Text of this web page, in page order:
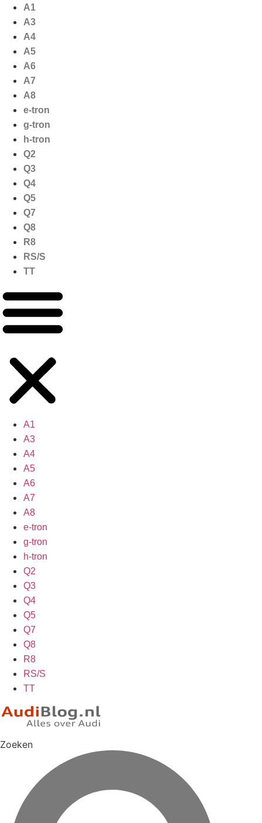
naar
inhoud
A1
A3
A4
A5
A6
A7
A8
e-tron
g-tron
h-tron
Q2
Q3
Q4
Q5
Q7
Q8
R8
RS/S
TT
A1
A3
A4
A5
A6
A7
A8
e-tron
g-tron
h-tron
Q2
Q3
Q4
Q5
Q7
Q8
R8
RS/S
TT
Zoeken